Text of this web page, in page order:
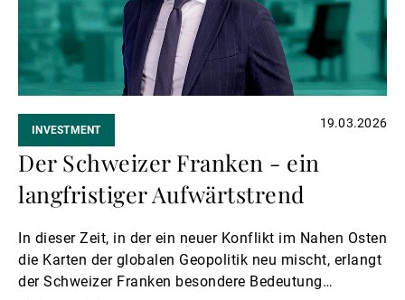
INVESTMENT 19.03.2026
Der Schweizer Franken - ein
langfristiger Aufwärtstrend
In dieser Zeit, in der ein neuer Konflikt im Nahen Osten
die Karten der globalen Geopolitik neu mischt, erlangt
der Schweizer Franken besondere Bedeutung